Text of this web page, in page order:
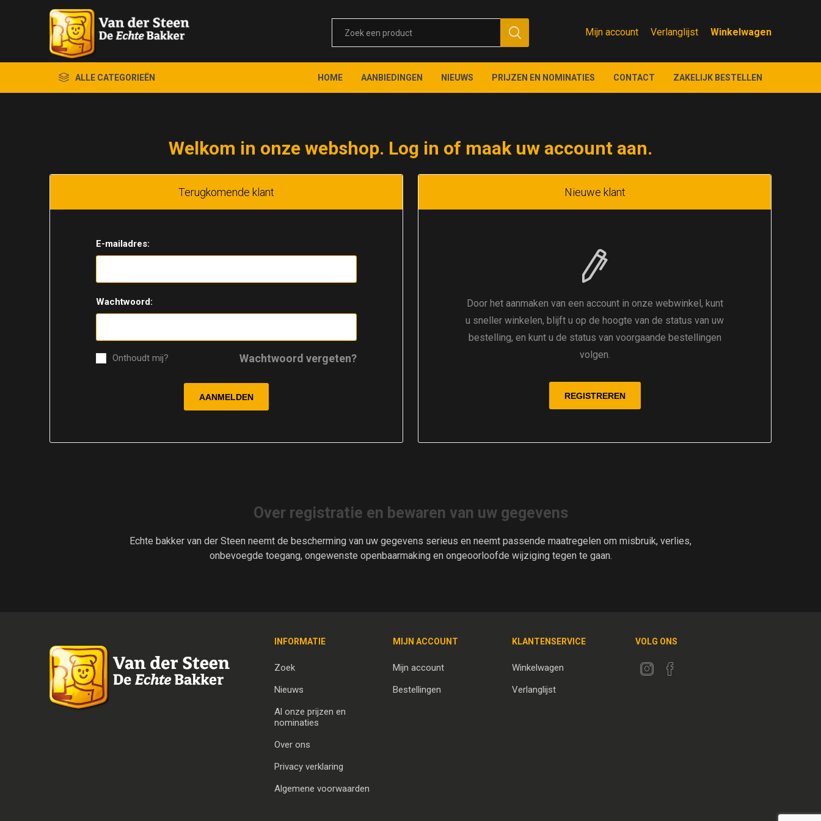
Mijn account Verlanglijst
ALLE CATEGORIEËN HOME AANBIEDINGEN NIEUWS PRIJZEN EN NOMINATIES CONTACT ZAKELIJK BESTELLEN
Welkom in onze webshop. Log in of maak uw account aan.
Nieuwe klant
Door het aanmaken van een account in onze webwinkel, kunt
u sneller winkelen, blijft u op de hoogte van de status van uw
bestelling, en kunt u de status van voorgaande bestellingen
volgen.
Terugkomende klant
E-mailadres:
Wachtwoord:
Wachtwoord vergeten?
Onthoudt mij?
Over registratie en bewaren van uw gegevens
Echte bakker van der Steen neemt de bescherming van uw gegevens serieus en neemt passende maatregelen om misbruik, verlies,
onbevoegde toegang, ongewenste openbaarmaking en ongeoorloofde wijziging tegen te gaan.
INFORMATIE
Zoek
Nieuws
Al onze prijzen en
nominaties
Over ons
Privacy verklaring
Algemene voorwaarden
MIJN ACCOUNT
Mijn account
Bestellingen
KLANTENSERVICE
Winkelwagen
Verlanglijst
VOLG ONS